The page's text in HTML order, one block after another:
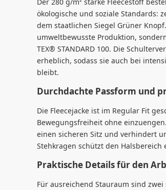
ökologische und soziale Standards:
dem staatlichen Siegel Grüner
umweltbewusste Produktion,
TEX® STANDARD 100. Die
erheblich, sodass sie auch bei
bleibt.
Durchdachte Passform und
Die Fleecejacke ist im Regular Fit
Bewegungsfreiheit ohne
einen sicheren Sitz und verhindert
Stehkragen schützt den
Praktische Details für den
Für ausreichend Stauraum sind